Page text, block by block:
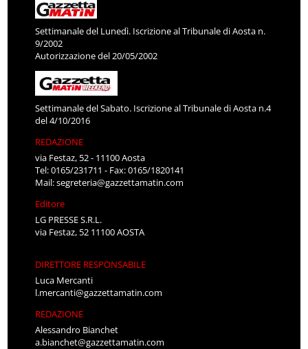
Settimanale del Lunedì. Iscrizione al Tribunale di Aosta n.
9/2002
Autorizzazione del 20/05/2002
Settimanale del Sabato. Iscrizione al Tribunale di Aosta n.4
del 4/10/2016
REDAZIONE
via Festaz, 52 - 11100 Aosta
Tel: 0165/231711 - Fax: 0165/1820141
Mail:segreteria@gazzettamatin.com
Editore
LG PRESSE S.R.L.
via Festaz, 52 11100 AOSTA
DIRETTORE RESPONSABILE
Luca Mercanti
l.mercanti@gazzettamatin.com
REDAZIONE
Alessandro Bianchet
a.bianchet@gazzettamatin.com